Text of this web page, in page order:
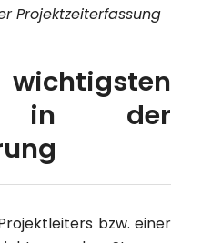
Projektzeiterfassung
in der
bzw. einer